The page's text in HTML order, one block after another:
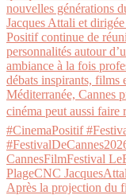
Après la projection du